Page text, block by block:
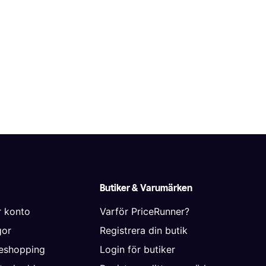
konto
Butiker & Varumärken
Varför PriceRunner?
Registrera din butik
Login för butiker